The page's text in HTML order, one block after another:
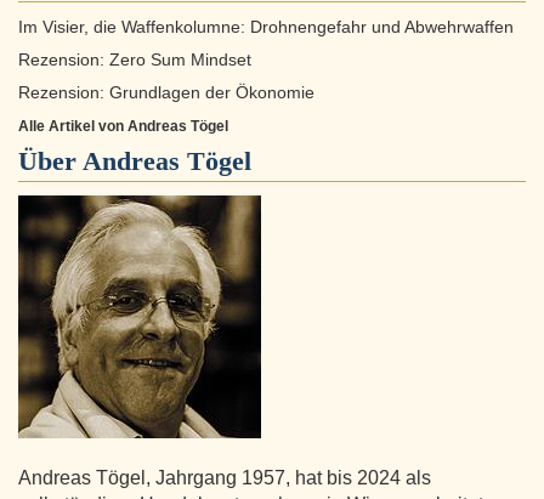
Im Visier, die Waffenkolumne: Drohnengefahr und Abwehrwaffen
Rezension: Zero Sum Mindset
Rezension: Grundlagen der Ökonomie
Alle Artikel von Andreas Tögel
Über Andreas Tögel
Andreas Tögel, Jahrgang 1957, hat bis 2024 als